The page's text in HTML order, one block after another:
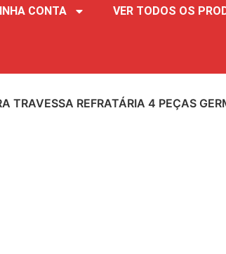
CONTA VER TODOS OS
TRAVESSA REFRATÁRIA 4 PEÇAS